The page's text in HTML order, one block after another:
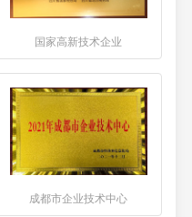
国家高新技术企业
成都市企业技术中心